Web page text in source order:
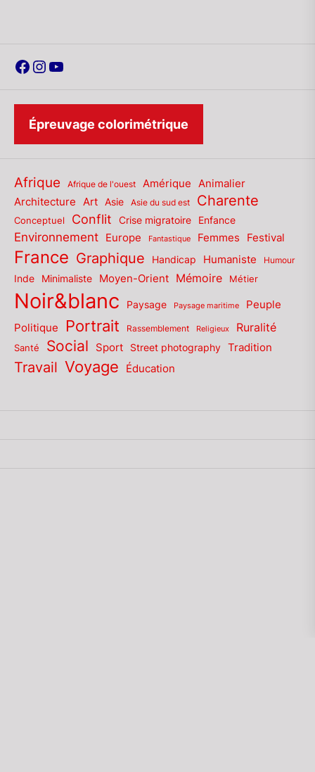
Facebook
Instagram
YouTube
Épreuvage colorimétrique
Afrique Afrique de l'ouest Amérique Animalier
Architecture
Art Asie Asie du sud est Charente
Conceptuel Conflit Crise migratoire Enfance
Environnement Europe Fantastique Femmes Festival
France Graphique Handicap Humaniste Humour
Inde Minimaliste Moyen-Orient Mémoire Métier
Noir&blanc Paysage Paysage maritime Peuple
Politique Portrait Rassemblement Religieux Ruralité
Santé Social Sport Street photography Tradition
Travail Voyage Éducation